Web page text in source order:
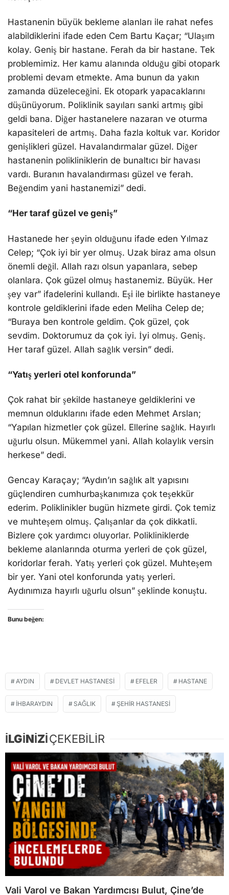
Hastanenin büyük bekleme alanları ile rahat nefes
alabildiklerini ifade eden Cem Bartu Kaçar; “Ulaşım
kolay. Geniş bir hastane. Ferah da bir hastane. Tek
problemimiz. Her kamu alanında olduğu gibi otopark
problemi devam etmekte. Ama bunun da yakın
zamanda düzeleceğini. Ek otopark yapacaklarını
düşünüyorum. Poliklinik sayıları sanki artmış gibi
geldi bana. Diğer hastanelere nazaran ve oturma
kapasiteleri de artmış. Daha fazla koltuk var. Koridor
genişlikleri güzel. Havalandırmalar güzel. Diğer
hastanenin polikliniklerin de bunaltıcı bir havası
vardı. Buranın havalandırması güzel ve ferah.
Beğendim yani hastanemizi” dedi.
“Her taraf güzel ve geniş”
Hastanede her şeyin olduğunu ifade eden Yılmaz
Celep; “Çok iyi bir yer olmuş. Uzak biraz ama olsun
önemli değil. Allah razı olsun yapanlara, sebep
olanlara. Çok güzel olmuş hastanemiz. Büyük. Her
şey var” ifadelerini kullandı. Eşi ile birlikte hastaneye
kontrole geldiklerini ifade eden Meliha Celep de;
“Buraya ben kontrole geldim. Çok güzel, çok
sevdim. Doktorumuz da çok iyi. İyi olmuş. Geniş.
Her taraf güzel. Allah sağlık versin” dedi.
“Yatış yerleri otel konforunda”
Çok rahat bir şekilde hastaneye geldiklerini ve
memnun olduklarını ifade eden Mehmet Arslan;
“Yapılan hizmetler çok güzel. Ellerine sağlık. Hayırlı
uğurlu olsun. Mükemmel yani. Allah kolaylık versin
herkese” dedi.
Gencay Karaçay; “Aydın’ın sağlık alt yapısını
güçlendiren cumhurbaşkanımıza çok teşekkür
ederim. Poliklinikler bugün hizmete girdi. Çok temiz
ve muhteşem olmuş. Çalışanlar da çok dikkatli.
Bizlere çok yardımcı oluyorlar. Polikliniklerde
bekleme alanlarında oturma yerleri de çok güzel,
koridorlar ferah. Yatış yerleri çok güzel. Muhteşem
bir yer. Yani otel konforunda yatış yerleri.
Aydınımıza hayırlı uğurlu olsun” şeklinde konuştu.
Bunu beğen:
AYDIN DEVLET HASTANESI EFELER HASTANE
İHBARAYDIN SAĞLIK ŞEHIR HASTANESI
İLGİNİZİÇEKEBİLİR
Vali Varol ve Bakan Yardımcısı Bulut, Çine’de